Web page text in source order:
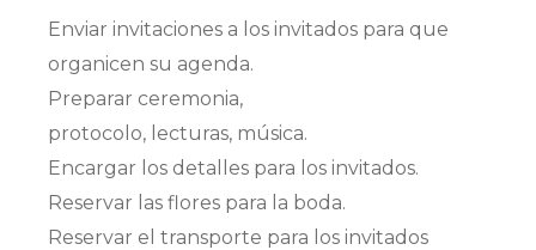
Enviar invitaciones a los invitados para que
organicen su agenda.
Preparar ceremonia,
protocolo, lecturas, música.
Encargar los detalles para los invitados.
Reservar las flores para la boda.
Reservar el transporte para los invitados